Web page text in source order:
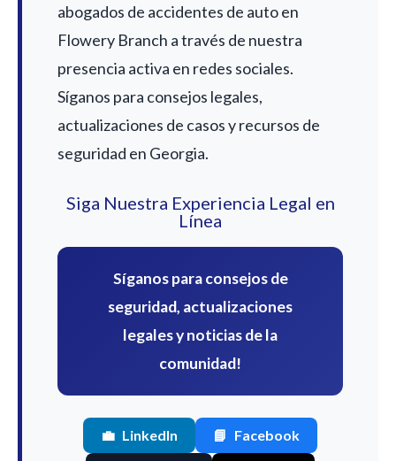
abogados de accidentes de auto en
Flowery Branch a través de nuestra
presencia activa en redes sociales.
Síganos para consejos legales,
actualizaciones de casos y recursos de
seguridad en Georgia.
Siga Nuestra Experiencia Legal en
Línea
Síganos para consejos de
seguridad, actualizaciones
legales y noticias de la
comunidad!
💼 LinkedIn 📘 Facebook